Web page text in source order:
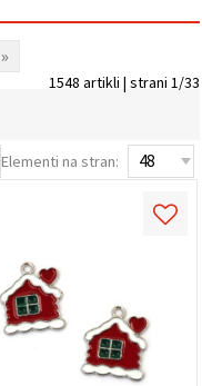
»
1548 artikli | strani 1/33
Elementi na stran: